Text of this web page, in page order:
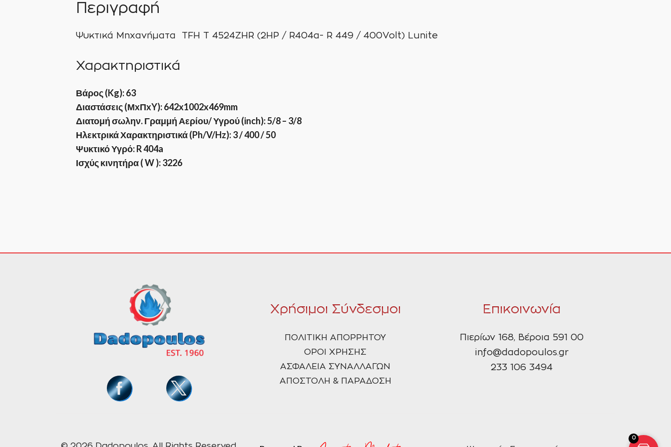
/
Περιγραφή
Ψυκτικά Μηχανήματα TFH T 4524ZHR (2HP / R404a- R 449 / 400Volt) Lunite
Χαρακτηριστικά
Βάρος (Kg): 63
Διαστάσεις (ΜxΠxY): 642x1002x469mm
Διατομή σωλην. Γραμμή Αερίου/ Υγρού (inch): 5/8 – 3/8
Ηλεκτρικά Χαρακτηριστικά (Ph/V/Hz): 3 / 400 / 50
Ψυκτικό Υγρό: R 404a
Ισχύς κινητήρα ( W ): 3226
Χρήσιμοι Σύνδεσμοι
ΠΟΛΙΤΙΚΗ ΑΠΟΡΡΗΤΟΥ
ΟΡΟΙ ΧΡΗΣΗΣ
ΑΣΦΑΛΕΙΑ ΣΥΝΑΛΛΑΓΩΝ
ΑΠΟΣΤΟΛΗ & ΠΑΡΑΔΟΣΗ
Επικοινωνία
Πιερίων 168, Βέροια 591 00
info@dadopoulos.gr
233 106 3494
0